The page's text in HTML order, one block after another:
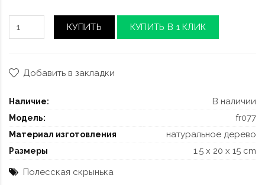
КУПИТЬ КУПИТЬ В 1 КЛИК
Добавить в закладки
Наличие: В наличии
Модель: fr077
Материал изготовления натуральное дерево
Размеры
1.5 x 20 x 15 cm
Полесская скрынька